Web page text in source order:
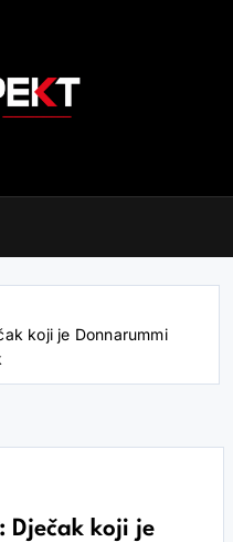
koji je Donnarummi
Dječak koji je